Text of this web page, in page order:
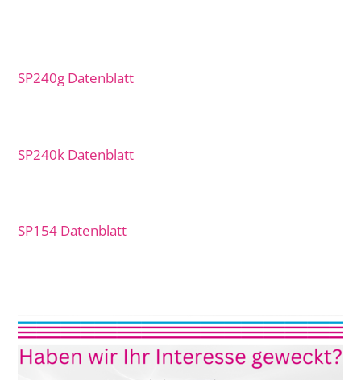
SP240g Datenblatt
SP240k Datenblatt
SP154 Datenblatt